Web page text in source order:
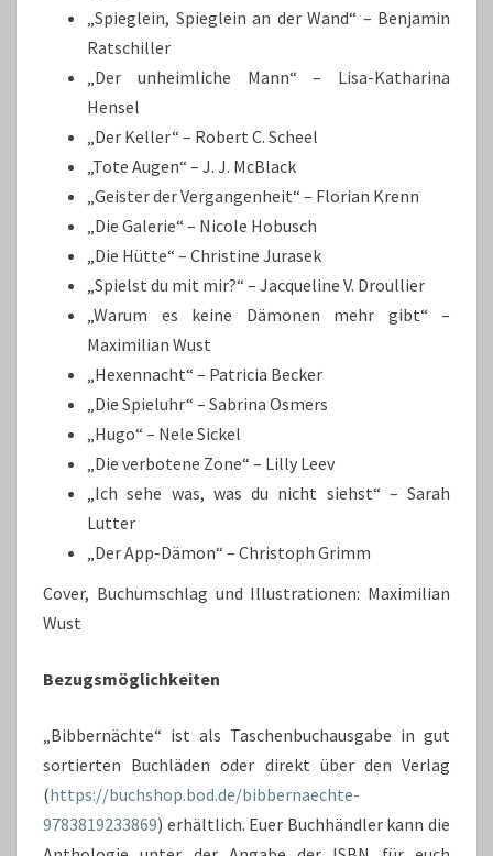
„Spieglein, Spieglein an der Wand“ – Benjamin
Ratschiller
„Der unheimliche Mann“ – Lisa-Katharina
Hensel
„Der Keller“ – Robert C. Scheel
„Tote Augen“ – J. J. McBlack
„Geister der Vergangenheit“ – Florian Krenn
„Die Galerie“ – Nicole Hobusch
„Die Hütte“ – Christine Jurasek
„Spielst du mit mir?“ – Jacqueline V. Droullier
„Warum es keine Dämonen mehr gibt“ –
Maximilian Wust
„Hexennacht“ – Patricia Becker
„Die Spieluhr“ – Sabrina Osmers
„Hugo“ – Nele Sickel
„Die verbotene Zone“ – Lilly Leev
„Ich sehe was, was du nicht siehst“ – Sarah
Lutter
„Der App-Dämon“ – Christoph Grimm
Cover, Buchumschlag und Illustrationen: Maximilian
Wust
Bezugsmöglichkeiten
„Bibbernächte“ ist als Taschenbuchausgabe in gut
sortierten Buchläden oder direkt über den Verlag
(https://buchshop.bod.de/bibbernaechte-
9783819233869) erhältlich. Euer Buchhändler kann die